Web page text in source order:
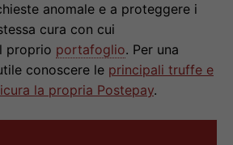
anomale e a proteggere i
cura con cui
proprio portafoglio. Per una
conoscere le principali truffe e
la propria Postepay.